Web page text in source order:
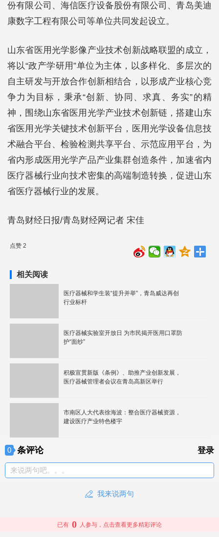
份有限公司、海信医疗设备股份有限公司、青岛美迪
康数字工程有限公司等单位共同发起设立。
山东省医用光学影像产业技术创新战略联盟的成立，
将以“政产学研用”单位为主体，以多样化、多层次的
自主研发与开放合作创新相结合，以形成产业核心竞
争力为目标，秉承“创新、协同、求真、务实”的精
神，围绕山东省医用光学产业技术创新链，搭建山东
省医用光学关键技术创新平台，医用光学设备信息技
术融合平台、检验检测共享平台、示范应用平台，为
省内形成医用光学产品产业集群创造条件，加速省内
医疗器械行业向技术密集的高端制造转换，促进山东
省医疗器械行业的发展。
青岛财经日报/青岛财经网记者 宋佳
点赞 2
相关阅读
医疗器械和学生装“提升并举”，青岛威达再创
行业标杆
医疗器械实验室开放日 为市民揭开医用口罩防
护“面纱”
积极宣贯新版《条例》、助推产业创新发展，
医疗器械管理者会议在青岛高新区举行
市南区人大代表徐海波：整合医疗器械资源，
建设医疗产业特色楼宇
0 条评论 登录
来说两句吧。。。
我来说两句
已有 0 人参与，点击查看更多精彩评论